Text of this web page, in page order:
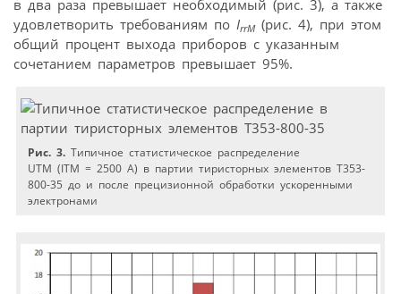
в два раза превышает необходимый (рис. 3), а также
удовлетворить требованиям по IrrM(рис. 4), при этом
общий процент выхода приборов с указанным
сочетанием параметров превышает 95%.
Рис. 3. Типичное статистическое распределение
UTM (ITM = 2500 А) в партии тиристорных элементов T353-
800-35 до и после прецизионной обработки ускоренными
электронами